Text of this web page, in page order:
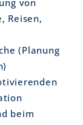
Reisen,
(Planung
beim